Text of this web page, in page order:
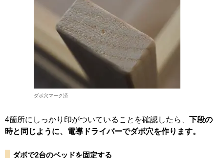
ダボ穴マーク済
4箇所にしっかり印がついていることを確認したら、 下段の
時と同じように、電導ドライバーでダボ穴を作ります。
ダボで2台のベッドを固定する